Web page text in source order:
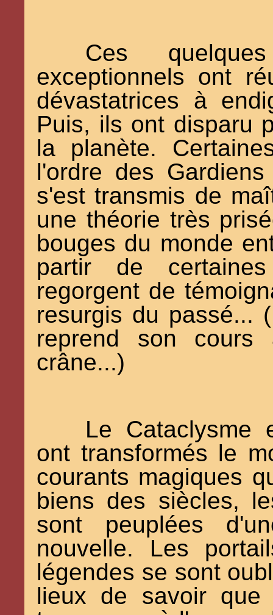
Ces
exceptionnels ont
dévastatrices à
Puis, ils ont disparu
la planète.
l'ordre des
s'est transmis de
une théorie très
bouges du monde
partir de
regorgent de
resurgis du passé...
reprend son
crâne...)
Le Cataclysme
ont transformés le
courants magiques
biens des siècles,
sont peuplées
nouvelle. Les
légendes se sont
lieux de savoir